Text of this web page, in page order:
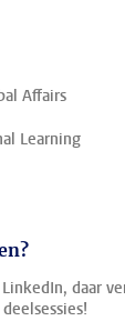
Affairs
Learning
daar